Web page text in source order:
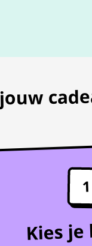
1
Kies